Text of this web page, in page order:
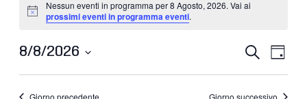
2026
Notice
Nessun eventi in programma per 8 Agosto, 2026. Vai ai
prossimi eventi in programma eventi.
Eventi
CercaGiorno
8/8/2026
Giorno precedente Giorno successivo